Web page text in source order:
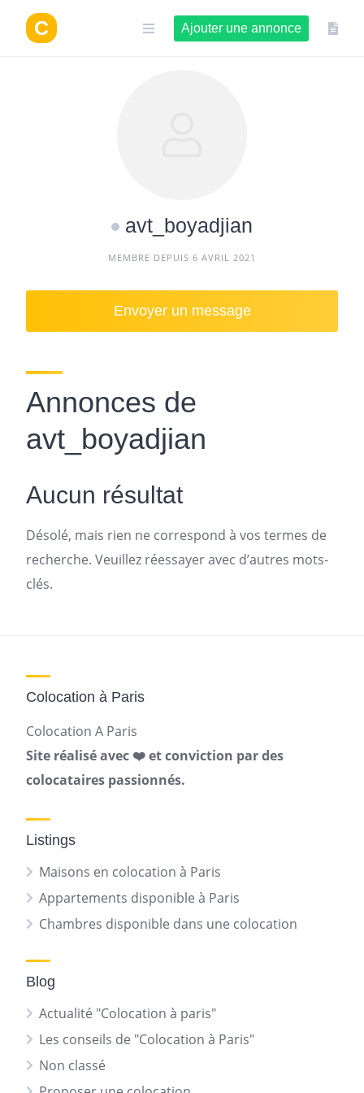
contenu
Ajouter une annonce
avt_boyadjian
MEMBRE DEPUIS 6 AVRIL 2021
Envoyer un message
Annonces de
avt_boyadjian
Aucun résultat
Désolé, mais rien ne correspond à vos termes de
recherche. Veuillez réessayer avec d’autres mots-
clés.
Colocation à Paris
Colocation A Paris
Site réalisé avec ❤️ et conviction par des
colocataires passionnés.
Listings
Maisons en colocation à Paris
Appartements disponible à Paris
Chambres disponible dans une colocation
Blog
Actualité "Colocation à paris"
Les conseils de "Colocation à Paris"
Non classé